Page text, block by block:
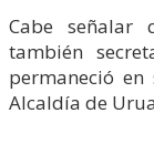
Cabe señalar
también
permaneció
Alcaldía de